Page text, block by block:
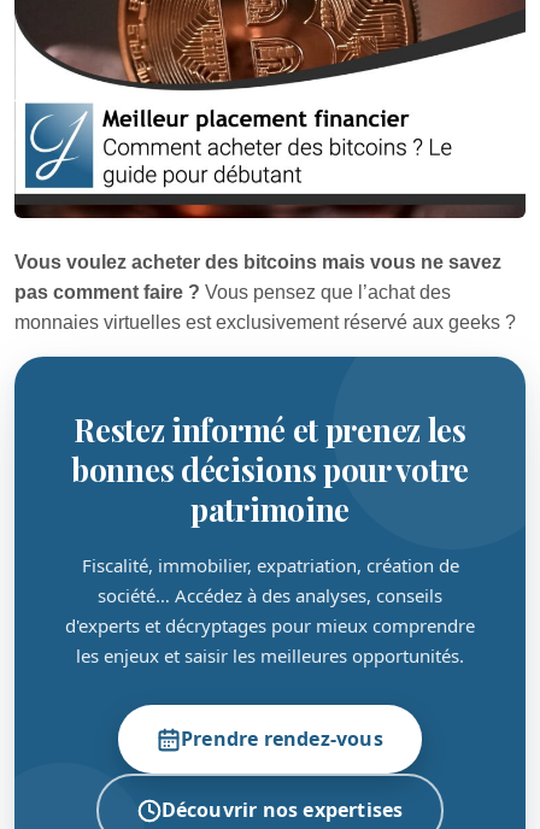
Vous voulez acheter des bitcoins mais vous ne savez
pas comment faire ? Vous pensez que l’achat des
monnaies virtuelles est exclusivement réservé aux geeks ?
Restez informé et prenez les
bonnes décisions pour votre
patrimoine
Fiscalité, immobilier, expatriation, création de
société… Accédez à des analyses, conseils
d'experts et décryptages pour mieux comprendre
les enjeux et saisir les meilleures opportunités.
Prendre rendez-vous
Découvrir nos expertises